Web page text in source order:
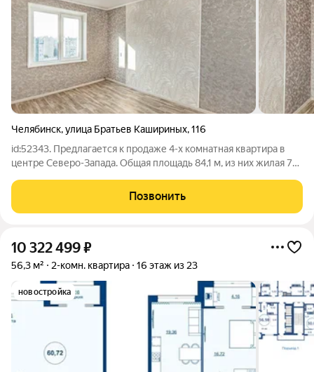
Челябинск,улица Братьев Кашириных,116
id:52343. Предлагается к продаже 4-х комнатная квартира в
центре Северо-Запада. Общая площадь 84,1 м, из них жилая 70
ремонт, установлен новый лифт. Квартира подготовлена к
ремонту, в одной
Позвонить
10 322 499₽
56,3 м² 2-комн. квартира 16 этаж из 23
новостройка